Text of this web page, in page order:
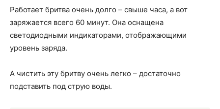
Работает бритва очень долго – свыше часа, а вот
заряжается всего 60 минут. Она оснащена
светодиодными индикаторами, отображающими
уровень заряда.
А чистить эту бритву очень легко – достаточно
подставить под струю воды.